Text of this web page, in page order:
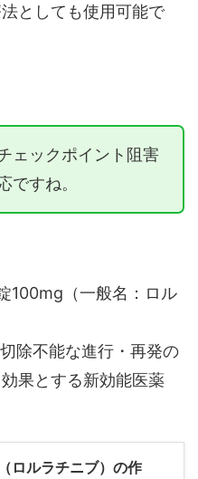
としても使用可能で
ェックポイント阻害
ですね。
100mg（一般名：ロル
除不能な進行・再発の
果とする新効能医薬
ロルラチニブ）の作